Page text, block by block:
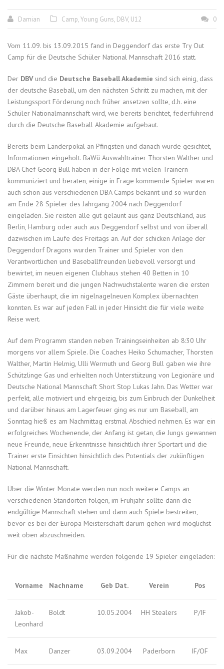
Damian Camp,Young Guns, DBV, U12 0
Vom 11.09. bis 13.09.2015 fand in Deggendorf das erste Try Out
Camp für die Deutsche Schüler National Mannschaft 2016 statt.
Der DBVund die Deutsche Baseball Akademie sind sich einig, dass
der deutsche Baseball, um den nächsten Schritt zu machen, mit der
Leistungssport Förderung noch früher ansetzen sollte, d.h. eine
Schüler Nationalmannschaft wird, wie bereits berichtet, federführend
durch die Deutsche Baseball Akademie aufgebaut.
Bereits beim Länderpokal an Pfingsten und danach wurde gesichtet,
Informationen eingeholt. BaWü Auswahltrainer Thorsten Walther und
DBA Chef Georg Bull haben in der Folge mit vielen Trainern
kommuniziert und beraten, einige in Frage kommende Spieler waren
auch schon aus verschiedenen DBA Camps bekannt und so wurden
am Ende 28 Spieler des Jahrgang 2004 nach Deggendorf
eingeladen. Sie reisten alle gut gelaunt aus ganz Deutschland, aus
Berlin, Hamburg oder auch aus Deggendorf selbst und von überall
dazwischen im Laufe des Freitags an. Auf der schicken Anlage der
Deggendorf Dragons wurden Trainer und Spieler von den
Verantwortlichen und Baseballfreunden liebevoll versorgt und
bewirtet, im neuen eigenen Clubhaus stehen 40 Betten in 10
Zimmern bereit und die jungen Nachwuchstalente waren die ersten
Gäste überhaupt, die im nigelnagelneuen Komplex übernachten
konnten. Es war auf jeden Fall in jeder Hinsicht die für viele weite
Reise wert.
Auf dem Programm standen neben Trainingseinheiten ab 8:30 Uhr
morgens vor allem Spiele. Die Coaches Heiko Schumacher, Thorsten
Walther, Martin Helmig, Ulli Wermuth und Georg Bull gaben wie ihre
Schützlinge Gas und erhielten noch Unterstützung von Legionäre und
Deutsche National Mannschaft Short Stop Lukas Jahn. Das Wetter war
perfekt, alle motiviert und ehrgeizig, bis zum Einbruch der Dunkelheit
und darüber hinaus am Lagerfeuer ging es nur um Baseball, am
Sonntag hieß es am Nachmittag erstmal Abschied nehmen. Es war ein
erfolgreiches Wochenende, der Anfang ist getan, die Jungs gewannen
neue Freunde, neue Erkenntnisse hinsichtlich ihrer Sportart und die
Trainer erste Einsichten hinsichtlich des Potentials der zukünftigen
National Mannschaft.
Über die Winter Monate werden nun noch weitere Camps an
verschiedenen Standorten folgen, im Frühjahr sollte dann die
endgültige Mannschaft stehen und dann auch Spiele bestreiten,
bevor es bei der Europa Meisterschaft darum gehen wird möglichst
weit oben abzuschneiden.
Für die nächste Maßnahme werden folgende 19 Spieler eingeladen:
Vorname Nachname Geb Dat. Verein Pos
Jakob-
Leonhard
Boldt 10.05.2004 HH Stealers P/IF
Max Danzer 03.09.2004 Paderborn IF/OF